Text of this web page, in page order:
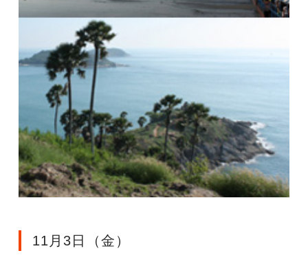
11月3日（金）